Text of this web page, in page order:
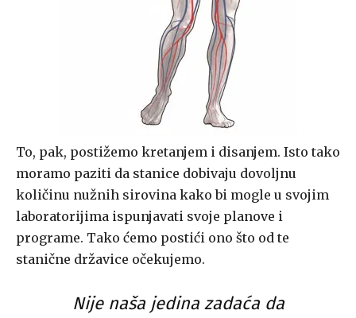
To, pak, postižemo kretanjem i disanjem. Isto tako
moramo paziti da stanice dobivaju dovoljnu
količinu nužnih sirovina kako bi mogle u svojim
laboratorijima ispunjavati svoje planove i
programe. Tako ćemo postići ono što od te
stanične državice očekujemo.
Nije naša jedina zadaća da